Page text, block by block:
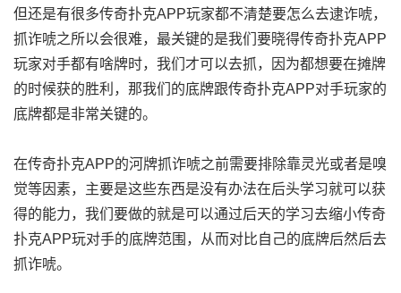
但还是有很多传奇扑克APP玩家都不清楚要怎么去逮诈唬，
抓诈唬之所以会很难，最关键的是我们要晓得传奇扑克APP
玩家对手都有啥牌时，我们才可以去抓，因为都想要在摊牌
的时候获的胜利，那我们的底牌跟传奇扑克APP对手玩家的
底牌都是非常关键的。
在传奇扑克APP的河牌抓诈唬之前需要排除靠灵光或者是嗅
觉等因素，主要是这些东西是没有办法在后头学习就可以获
得的能力，我们要做的就是可以通过后天的学习去缩小传奇
扑克APP玩对手的底牌范围，从而对比自己的底牌后然后去
抓诈唬。